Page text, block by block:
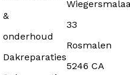
&
onderhoud
Dakreparaties
33
Rosmalen
5246 CA